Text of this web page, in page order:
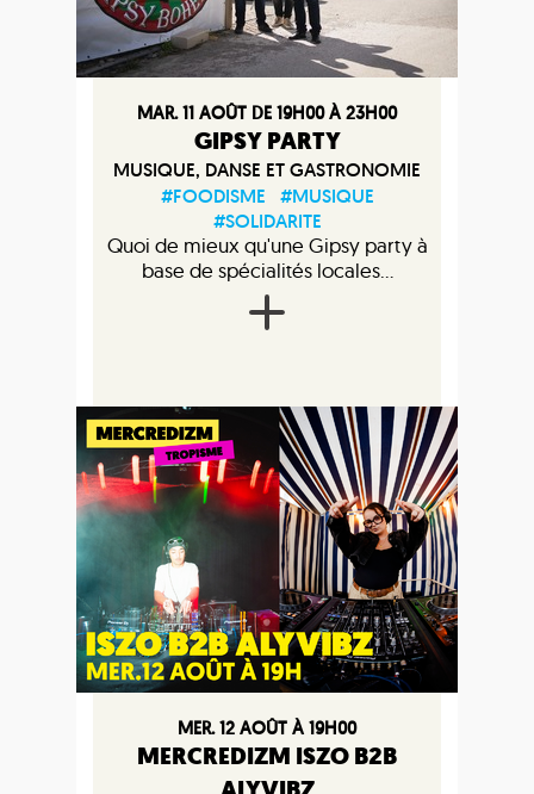
MAR. 11 AOÛT DE 19H00 À 23H00
GIPSY PARTY
MUSIQUE, DANSE ET GASTRONOMIE
#FOODISME
#MUSIQUE
#SOLIDARITE
Quoi de mieux qu'une Gipsy party à
base de spécialités locales...
MER. 12 AOÛT À 19H00
MERCREDIZM ISZO B2B